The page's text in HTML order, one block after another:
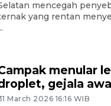
mencegah
yang rentan
menular
gejala
March 2026 16:16 WIB